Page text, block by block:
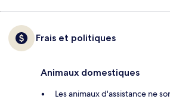
Frais et politiques
Animaux domestiques
Les animaux d'assistance ne